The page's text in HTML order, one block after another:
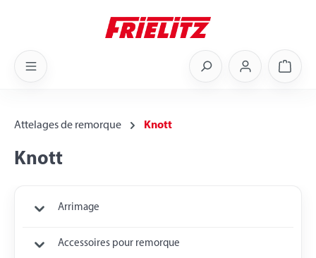
Attelages de remorque Knott
Knott
Arrimage
Accessoires pour remorque